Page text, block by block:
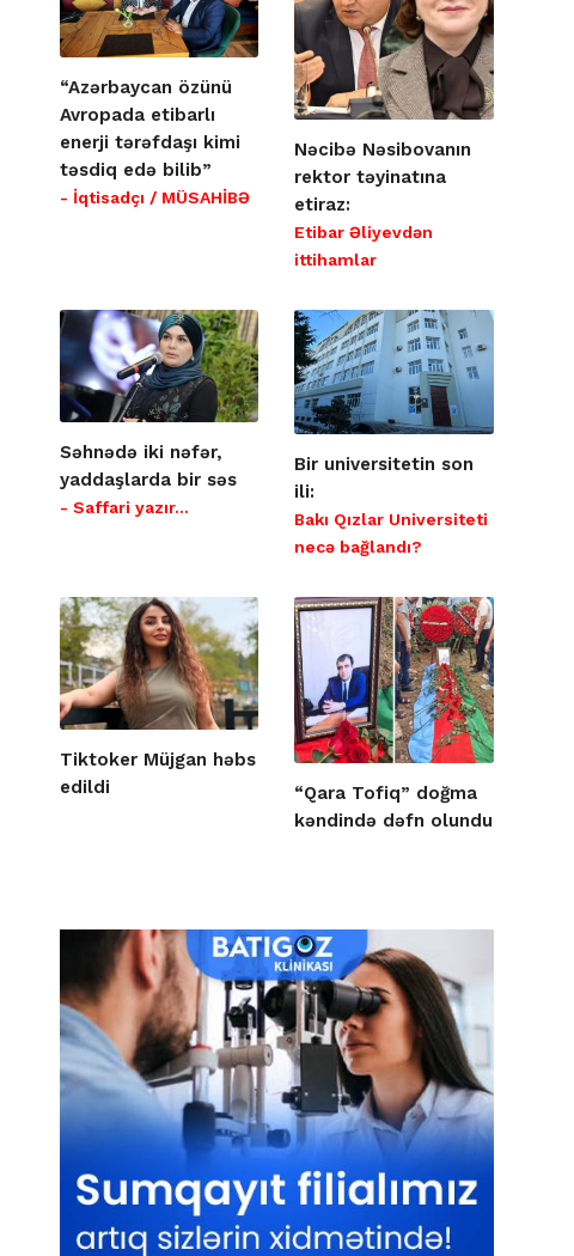
“Azərbaycan özünü
Avropada etibarlı
enerji tərəfdaşı kimi
təsdiq edə bilib”
- İqtisadçı / MÜSAHİBƏ
Nəcibə Nəsibovanın
rektor təyinatına
etiraz:
Etibar Əliyevdən
ittihamlar
Səhnədə iki nəfər,
yaddaşlarda bir səs
- Saffari yazır…
Bir universitetin son
ili:
Bakı Qızlar Universiteti
necə bağlandı?
Tiktoker Müjgan həbs
edildi
“Qara Tofiq” doğma
kəndində dəfn olundu